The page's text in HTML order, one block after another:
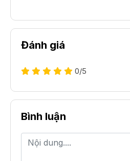
Đánh giá
0/5
Bình luận